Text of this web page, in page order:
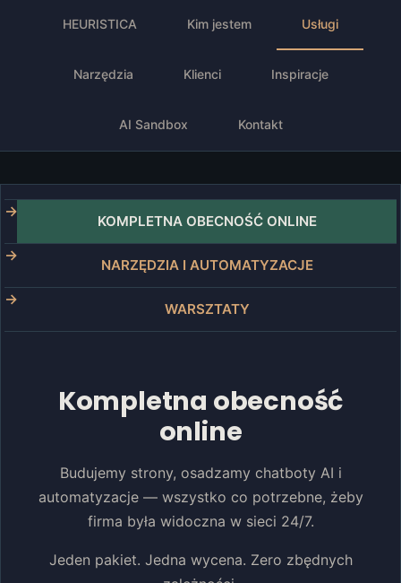
HEURISTICA Kim jestem Usługi
Narzędzia Klienci Inspiracje
AI Sandbox Kontakt
KOMPLETNA OBECNOŚĆ ONLINE
NARZĘDZIA I AUTOMATYZACJE
WARSZTATY
Kompletna obecność
online
Budujemy strony, osadzamy chatboty AI i
automatyzacje — wszystko co potrzebne, żeby
firma była widoczna w sieci 24/7.
Jeden pakiet. Jedna wycena. Zero zbędnych